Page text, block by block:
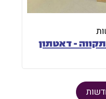
תקווה - דאטתון